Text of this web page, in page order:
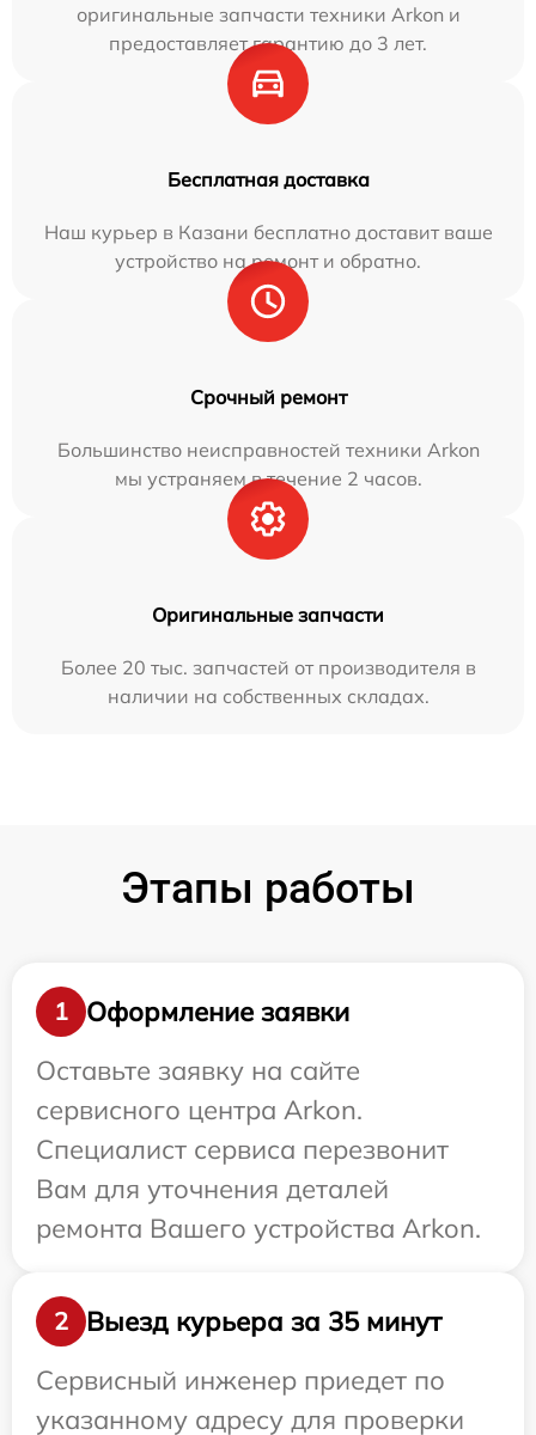
оригинальные запчасти техники Arkon и
предоставляет гарантию до 3 лет.
Бесплатная доставка
Наш курьер в Казани бесплатно доставит ваше
устройство на ремонт и обратно.
Срочный ремонт
Большинство неисправностей техники Arkon
мы устраняем в течение 2 часов.
Оригинальные запчасти
Более 20 тыс. запчастей от производителя в
наличии на собственных складах.
Этапы работы
1
Оформление заявки
Оставьте заявку на сайте
сервисного центра Arkon.
Специалист сервиса перезвонит
Вам для уточнения деталей
ремонта Вашего устройства Arkon.
2
Выезд курьера за 35 минут
Сервисный инженер приедет по
указанному адресу для проверки